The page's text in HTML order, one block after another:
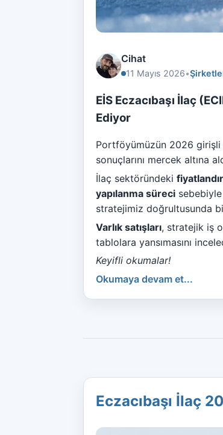
Cihat
11 Mayıs 2026•
EİS Eczacıbaşı İlaç
Ediyor
Portföyümüzün 2026 girişli
sonuçlarını mercek altına
İlaç sektöründeki
yapılanma süreci
stratejimiz doğrultusunda
Varlık satışları, stratejik iş
tablolara yansımasını
Keyifli okumalar!
Okumaya devam et...
Eczacıbaşı İlaç